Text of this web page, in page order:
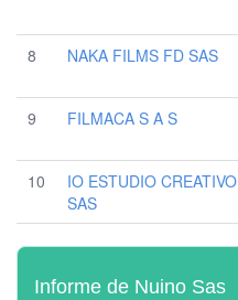
8
NAKA FILMS FD SAS
9
FILMACA S A S
10
IO ESTUDIO CREATIVO
SAS
Informe de Nuino Sas